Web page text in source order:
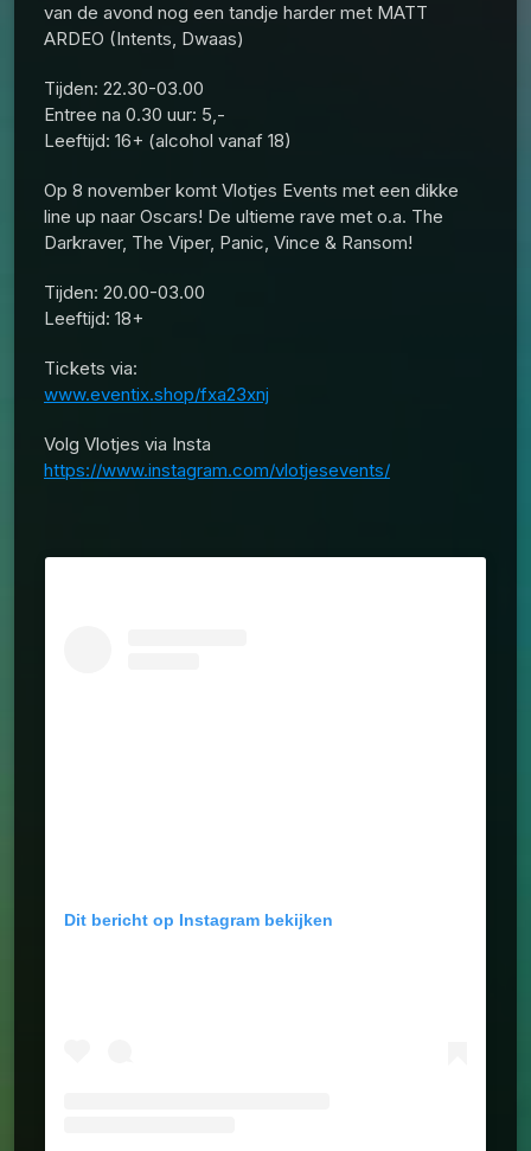
van de avond nog een tandje harder met MATT
ARDEO (Intents, Dwaas)
Tijden: 22.30-03.00
Entree na 0.30 uur: 5,-
Leeftijd: 16+ (alcohol vanaf 18)
Op 8 november komt Vlotjes Events met een dikke
line up naar Oscars! De ultieme rave met o.a. The
Darkraver, The Viper, Panic, Vince & Ransom!
Tijden: 20.00-03.00
Leeftijd: 18+
Tickets via:
www.eventix.shop/fxa23xnj
Volg Vlotjes via Insta
https://www.instagram.com/vlotjesevents/
Dit bericht op Instagram bekijken